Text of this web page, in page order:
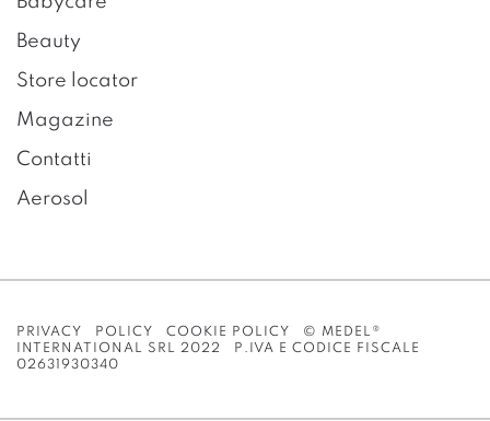
Beauty
Store locator
Magazine
Contatti
Aerosol
PRIVACY POLICY COOKIE POLICY
© MEDEL®
INTERNATIONAL SRL 2022 P.IVA E CODICE FISCALE
02631930340